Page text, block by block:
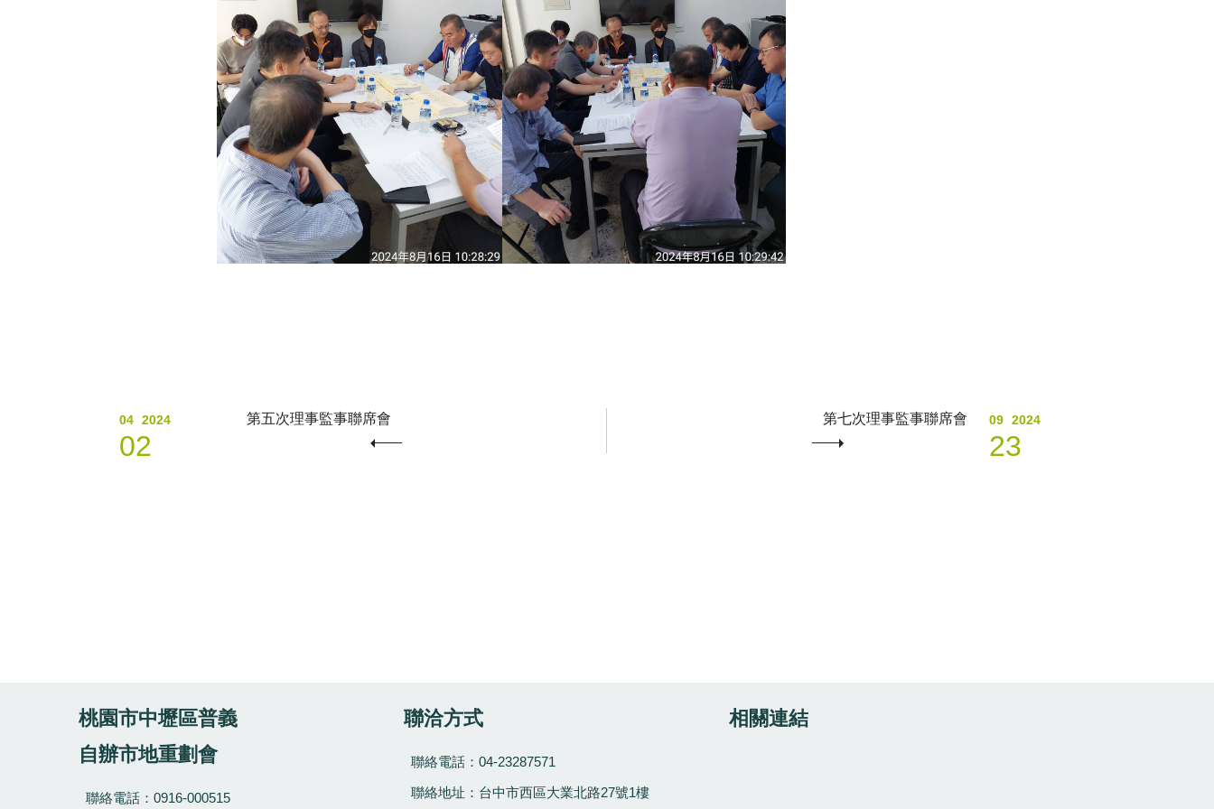
04 2024
02
第五次理事監事聯席會 09 2024
23
第七次理事監事聯席會
桃園市中壢區普義
自辦市地重劃會
聯絡電話：0916-000515
聯洽方式
聯絡電話：04-23287571
聯絡地址： 台中市西區大業北路27號1樓
相關連結